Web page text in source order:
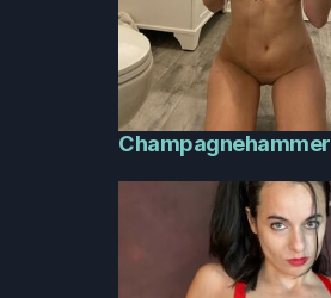
Champagnehammer